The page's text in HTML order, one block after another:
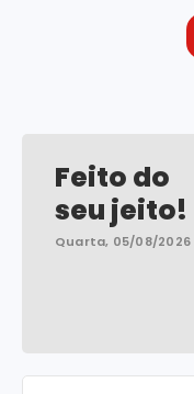
Feito do
seu jeito!
Quarta, 05/08/2026